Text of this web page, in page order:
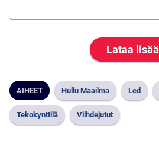
Lataa lisää
AIHEET Hullu Maailma Led
Tekokynttilä Viihdejutut